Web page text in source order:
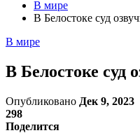
В мире
В Белостоке суд
В мире
В Белостоке суд
Опубликовано Дек 9, 2023
298
Поделится